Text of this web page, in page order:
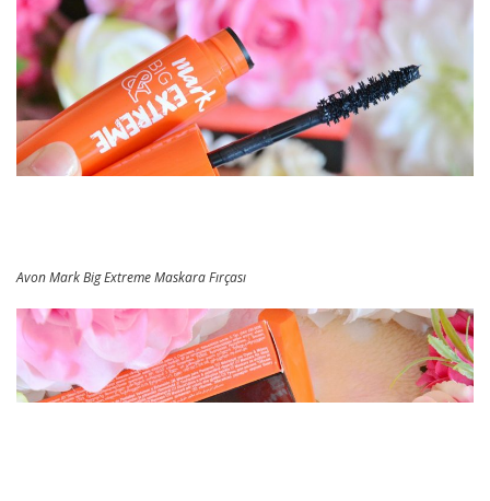
Avon Mark Big Extreme Maskara Fırçası